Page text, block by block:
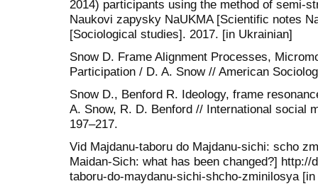
2014) participants using the method of semi-
Naukovi zapysky NaUKMA [Scientific notes
[Sociological studies]. 2017. [in Ukrainian]
Snow D. Frame Alignment Processes,
Participation / D. A. Snow // American
Snow D., Benford R. Ideology, frame
A. Snow, R. D. Benford // International social
197–217.
Vid Majdanu-taboru do Majdanu-sichi: scho
Maidan-Sich: what has been changed?]
taboru-do-maydanu-sichi-shcho-zminilosya